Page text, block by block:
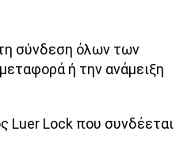
σύνδεση όλων των
ή την ανάμειξη
Luer Lock που συνδέεται